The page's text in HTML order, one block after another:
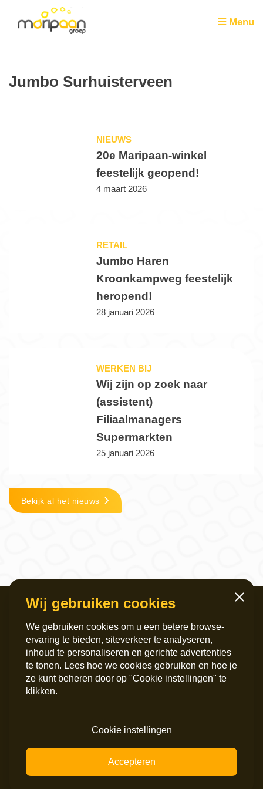
Menu
Jumbo Surhuisterveen
NIEUWS
20e Maripaan-winkel
feestelijk geopend!
4 maart 2026
RETAIL
Jumbo Haren
Kroonkampweg feestelijk
heropend!
28 januari 2026
WERKEN BIJ
Wij zijn op zoek naar
(assistent)
Filiaalmanagers
Supermarkten
25 januari 2026
Bekijk al het nieuws
Servicekantoor
Griffeweg 4
Postadres
info@maripaan.nl
LinkedIn
Wij gebruiken cookies
We gebruiken cookies om u een betere browse-
ervaring te bieden, siteverkeer te analyseren,
inhoud te personaliseren en gerichte advertenties
te tonen. Lees hoe we cookies gebruiken en hoe je
ze kunt beheren door op "Cookie instellingen" te
klikken.
Sluiten
Cookie instellingen
Accepteren